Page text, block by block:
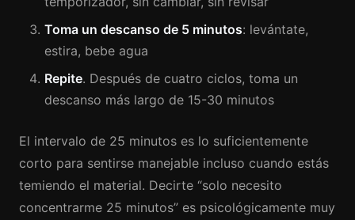
Toma un descanso de 5 minutos: levántate,
estira, bebe agua
Repite. Después de cuatro ciclos, toma un
descanso más largo de 15-30 minutos
El intervalo de 25 minutos es lo suficientemente
corto para sentirse manejable incluso cuando estás
temiendo el material. Decirte “solo necesito
concentrarme 25 minutos” es psicológicamente muy